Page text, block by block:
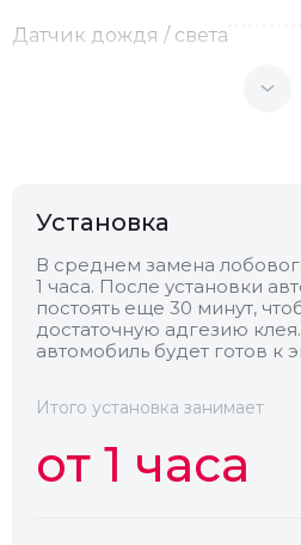
Датчик дождя / света
Обогрев
Установка
В среднем замена
1 часа. После установки
постоять еще 30 минут,
достаточную адгезию
автомобиль будет готов к
Итого установка занимает
от 1 часа